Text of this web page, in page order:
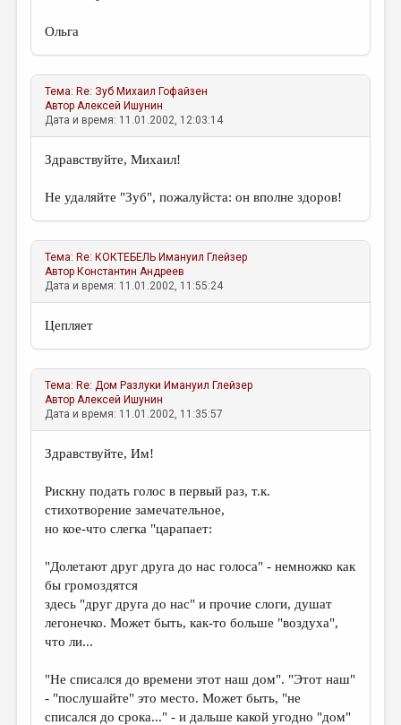
Ольга
Тема: Re: Зуб Михаил Гофайзен
АвторАлексей Ишунин
Дата и время: 11.01.2002, 12:03:14
Здравствуйте, Михаил!
Не удаляйте "Зуб", пожалуйста: он вполне здоров!
Тема: Re: КОКТЕБЕЛЬ Имануил Глейзер
Автор Константин Андреев
Дата и время: 11.01.2002, 11:55:24
Цепляет
Тема: Re: Дом Разлуки Имануил Глейзер
АвторАлексей Ишунин
Дата и время: 11.01.2002, 11:35:57
Здравствуйте, Им!
Рискну подать голос в первый раз, т.к.
стихотворение замечательное,
но кое-что слегка "царапает:
"Долетают друг друга до нас голоса" - немножко как
бы громоздятся
здесь "друг друга до нас" и прочие слоги, душат
легонечко. Может быть, как-то больше "воздуха",
что ли...
"Не списался до времени этот наш дом". "Этот наш"
- "послушайте" это место. Может быть, "не
списался до срока..." - и дальше какой угодно "дом"